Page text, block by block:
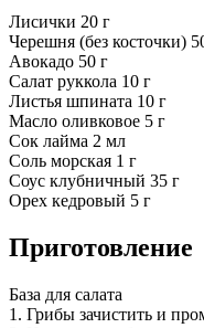
Лисички 20 г
Черешня (без косточки)
Авокадо 50 г
Салат руккола 10 г
Листья шпината 10 г
Масло оливковое 5 г
Сок лайма 2 мл
Соль морская 1 г
Соус клубничный 35 г
Орех кедровый 5 г
Приготовление
База для салата
1. Грибы зачистить и